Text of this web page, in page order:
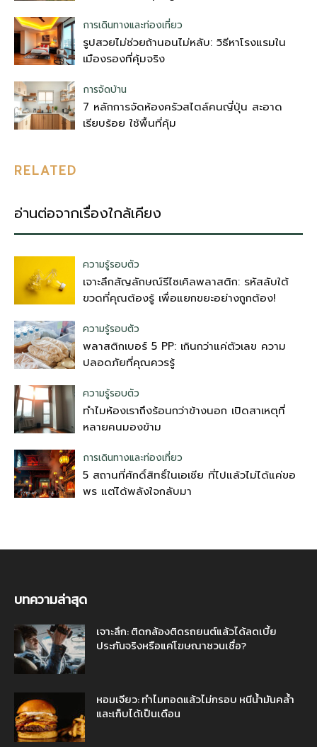
การเดินทางและท่องเที่ยว
รูปสวยไม่ช่วยถ้านอนไม่หลับ: วิธีหาโรงแรมใน
เมืองรองที่คุ้มจริง
การจัดบ้าน
7 หลักการจัดห้องครัวสไตล์คนญี่ปุ่น สะอาด
เรียบร้อย ใช้พื้นที่คุ้ม
RELATED
อ่านต่อจากเรื่องใกล้เคียง
ความรู้รอบตัว
เจาะลึกสัญลักษณ์รีไซเคิลพลาสติก: รหัสลับใต้
ขวดที่คุณต้องรู้ เพื่อแยกขยะอย่างถูกต้อง!
ความรู้รอบตัว
พลาสติกเบอร์ 5 PP: เกินกว่าแค่ตัวเลข ความ
ปลอดภัยที่คุณควรรู้
ความรู้รอบตัว
ทำไมห้องเราถึงร้อนกว่าข้างนอก เปิดสาเหตุที่
หลายคนมองข้าม
การเดินทางและท่องเที่ยว
5 สถานที่ศักดิ์สิทธิ์ในเอเชีย ที่ไปแล้วไม่ได้แค่ขอ
พร แต่ได้พลังใจกลับมา
บทความล่าสุด
เจาะลึก: ติดกล้องติดรถยนต์แล้วได้ลดเบี้ย
ประกันจริงหรือแค่โฆษณาชวนเชื่อ?
หอมเจียว: ทำไมทอดแล้วไม่กรอบ หนีน้ำมันคล้ำ
และเก็บได้เป็นเดือน